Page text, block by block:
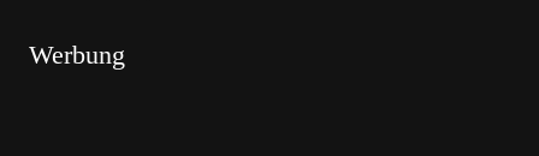
Werbung